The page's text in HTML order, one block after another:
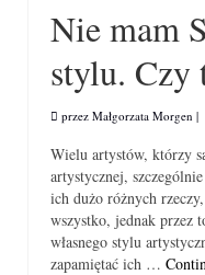
Nie mam
stylu. Czy
przez Małgorzata Morgen |
Wielu artystów, którzy
artystycznej,
ich dużo różnych
wszystko, jednak przez
własnego stylu
zapamiętać ich …